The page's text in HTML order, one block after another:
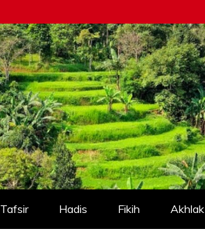
Tafsir Hadis Fikih Akhlak